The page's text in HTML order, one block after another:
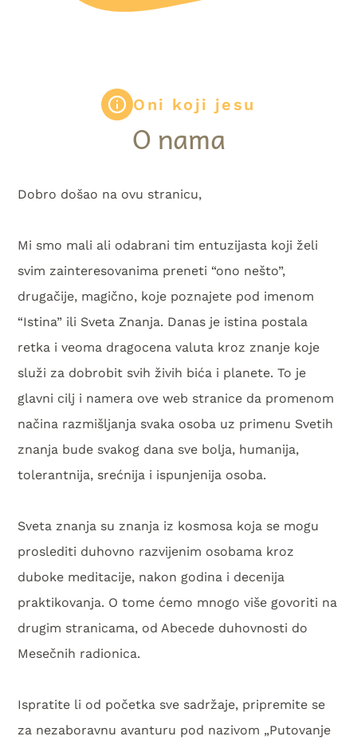
Oni koji jesu
O nama
Dobro došao na ovu stranicu,
Mi smo mali ali odabrani tim entuzijasta koji želi
svim zainteresovanima preneti “ono nešto”,
drugačije, magično, koje poznajete pod imenom
“Istina” ili Sveta Znanja. Danas je istina postala
retka i veoma dragocena valuta kroz znanje koje
služi za dobrobit svih živih bića i planete. To je
glavni cilj i namera ove web stranice da promenom
načina razmišljanja svaka osoba uz primenu Svetih
znanja bude svakog dana sve bolja, humanija,
tolerantnija, srećnija i ispunjenija osoba.
Sveta znanja su znanja iz kosmosa koja se mogu
proslediti duhovno razvijenim osobama kroz
duboke meditacije, nakon godina i decenija
praktikovanja. O tome ćemo mnogo više govoriti na
drugim stranicama, od Abecede duhovnosti do
Mesečnih radionica.
Ispratite li od početka sve sadržaje, pripremite se
za nezaboravnu avanturu pod nazivom „Putovanje